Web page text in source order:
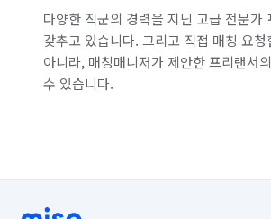
다양한 직군의 경력을 지닌 고급 전문가
갖추고 있습니다. 그리고 직접 매칭 요청
아니라, 매칭매니저가 제안한 프리랜서
수 있습니다.